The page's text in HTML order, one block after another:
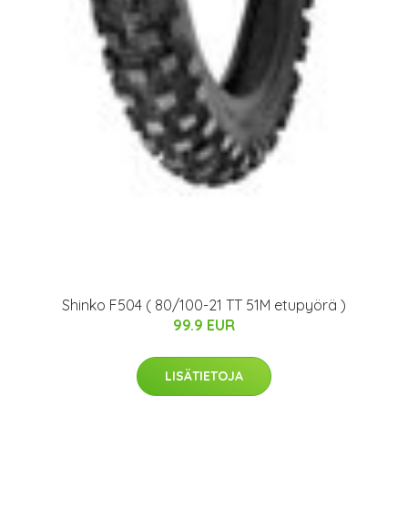
Shinko F504 ( 80/100-21 TT 51M etupyörä )
99.9 EUR
LISÄTIETOJA